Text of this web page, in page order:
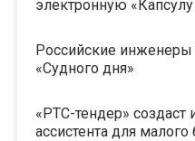
электронную
Российские инженеры
«Судного дня»
«РТС-тендер» создаст
ассистента для малого